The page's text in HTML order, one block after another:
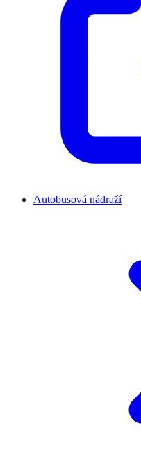
Autobusová nádraží